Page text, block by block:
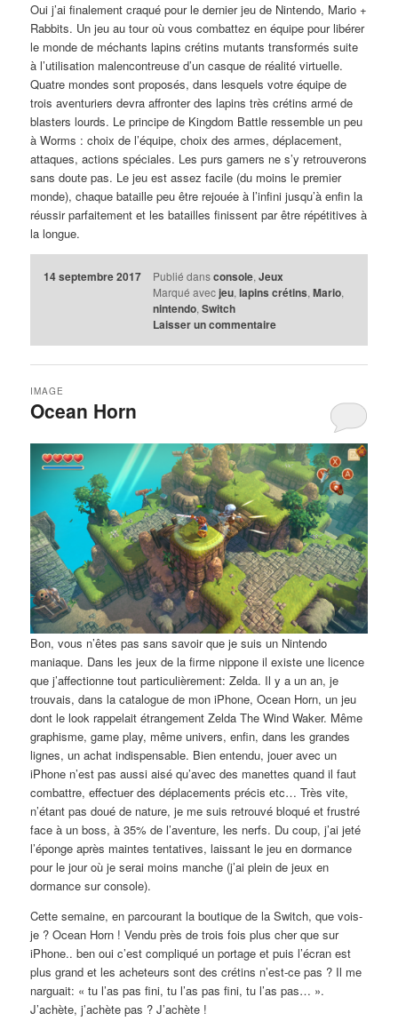
Oui j’ai finalement craqué pour le dernier jeu de Nintendo, Mario +
Rabbits. Un jeu au tour où vous combattez en équipe pour libérer
le monde de méchants lapins crétins mutants transformés suite
à l’utilisation malencontreuse d’un casque de réalité virtuelle.
Quatre mondes sont proposés, dans lesquels votre équipe de
trois aventuriers devra affronter des lapins très crétins armé de
blasters lourds. Le principe de Kingdom Battle ressemble un peu
à Worms : choix de l’équipe, choix des armes, déplacement,
attaques, actions spéciales. Les purs gamers ne s’y retrouverons
sans doute pas. Le jeu est assez facile (du moins le premier
monde), chaque bataille peu être rejouée à l’infini jusqu’à enfin la
réussir parfaitement et les batailles finissent par être répétitives à
la longue.
14 septembre 2017 Publié dans console, Jeux
Marqué avec jeu, lapins crétins, Mario,
nintendo, Switch
Laisser un commentaire
Ocean Horn
IMAGE
Bon, vous n’êtes pas sans savoir que je suis un Nintendo
maniaque. Dans les jeux de la firme nippone il existe une licence
que j’affectionne tout particulièrement: Zelda. Il y a un an, je
trouvais, dans la catalogue de mon iPhone, Ocean Horn, un jeu
dont le look rappelait étrangement Zelda The Wind Waker. Même
graphisme, game play, même univers, enfin, dans les grandes
lignes, un achat indispensable. Bien entendu, jouer avec un
iPhone n’est pas aussi aisé qu’avec des manettes quand il faut
combattre, effectuer des déplacements précis etc… Très vite,
n’étant pas doué de nature, je me suis retrouvé bloqué et frustré
face à un boss, à 35% de l’aventure, les nerfs. Du coup, j’ai jeté
l’éponge après maintes tentatives, laissant le jeu en dormance
pour le jour où je serai moins manche (j’ai plein de jeux en
dormance sur console).
Cette semaine, en parcourant la boutique de la Switch, que vois-
je ? Ocean Horn ! Vendu près de trois fois plus cher que sur
iPhone.. ben oui c’est compliqué un portage et puis l’écran est
plus grand et les acheteurs sont des crétins n’est-ce pas ? Il me
narguait: « tu l’as pas fini, tu l’as pas fini, tu l’as pas… ».
J’achète, j’achète pas ? J’achète !